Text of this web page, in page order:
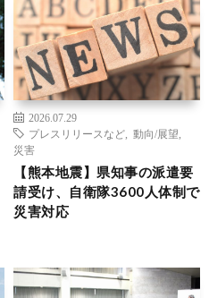
2026.07.29
プレスリリースなど
動向/展望
災害
【熊本地震】県知事の派遣要
請受け、自衛隊3600人体制で
災害対応